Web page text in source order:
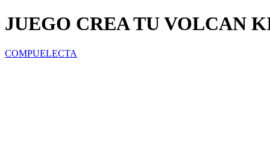
JUEGO CREA TU VOLCAN
COMPUELECTA